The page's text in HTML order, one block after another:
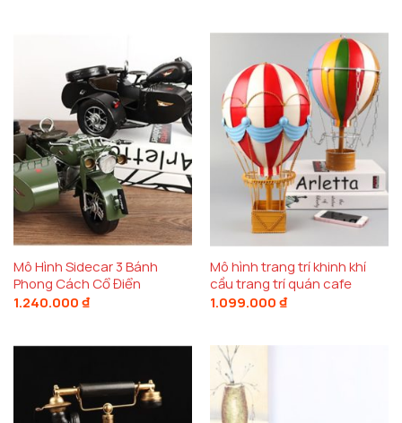
Mô Hình Sidecar 3 Bánh
Phong Cách Cổ Điển
1.240.000 ₫
Mô hình trang trí khinh khí
cầu trang trí quán cafe
1.099.000 ₫